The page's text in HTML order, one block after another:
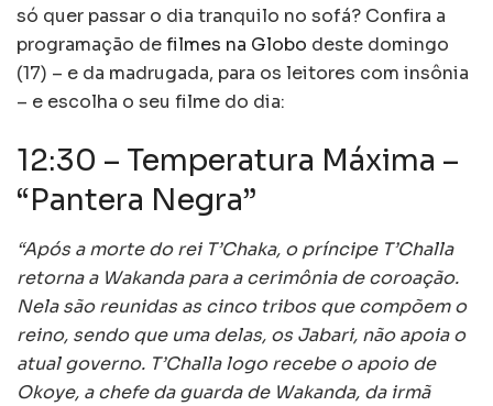
só quer passar o dia tranquilo no sofá? Confira a
programação defilmes na Globo deste domingo
(17) – e da madrugada, para os leitores com insônia
– e escolha o seu filme do dia:
12:30 – Temperatura Máxima –
“Pantera Negra”
“Após a morte do rei T’Chaka, o príncipe T’Challa
retorna a Wakanda para a cerimônia de coroação.
Nela são reunidas as cinco tribos que compõem o
reino, sendo que uma delas, os Jabari, não apoia o
atual governo. T’Challa logo recebe o apoio de
Okoye, a chefe da guarda de Wakanda, da irmã